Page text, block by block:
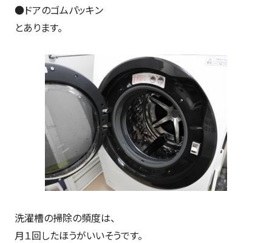
●ドアのゴムパッキン
とあります。
洗濯槽の掃除の頻度は、
月１回したほうがいいそうです。